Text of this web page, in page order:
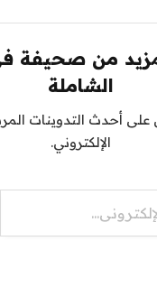
من صحيفة
الشاملة
أحدث التدوينات
الإلكتروني.